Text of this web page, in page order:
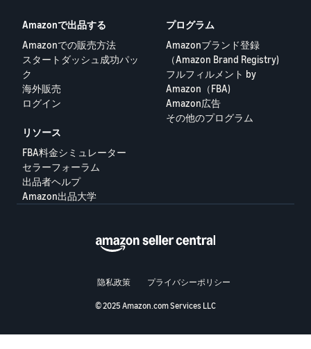
日
本
語
Español
Français
- FR
Italiano
- IT
한
국
어
JPっ
Amazonで出品する
Amazonでの販売方法
スタートダッシュ成功パッ
ク
海外販売
ログイン
プログラム
Amazonブランド登録
（Amazon Brand Registry)
フルフィルメント by
Amazon（FBA)
Amazon広告
その他のプログラム
リソース
FBA料金シミュレーター
セラーフォーラム
出品者ヘルプ
Amazon出品大学
隐私政策 プライバシーポリシー
© 2025 Amazon.com Services LLC